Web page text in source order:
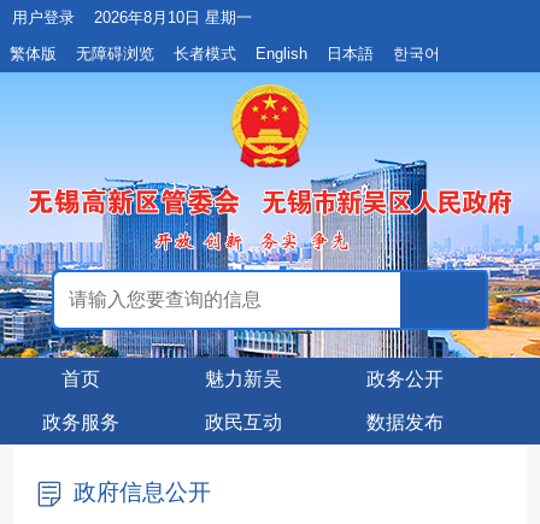
用户登录
2026年8月10日 星期一
繁体版
无障碍浏览 长者模式 English 日本語 한국어
首页 魅力新吴 政务公开
政务服务 政民互动 数据发布
政府信息公开